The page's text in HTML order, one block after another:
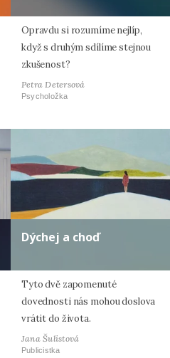
Opravdu si rozumíme nejlíp,
když s druhým sdílíme stejnou
zkušenost?
Petra Detersová
Psycholožka
Dýchej a choď
Tyto dvě zapomenuté
dovednosti nás mohou doslova
vrátit do života.
Jana Šulistová
Publicistka